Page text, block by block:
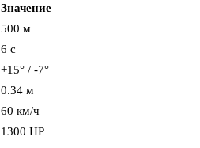
Значение
500 м
6 с
+15° / -7°
0.34 м
60 км/ч
1300 HP